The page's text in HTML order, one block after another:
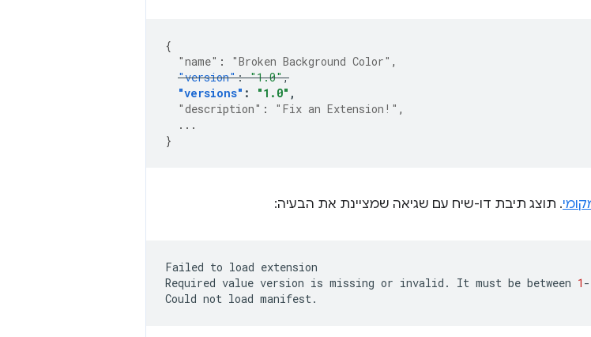
{
"name" : "Broken Background Color" ,
"version": "1.0",
"versions" : "1.0" ,
"description" : "Fix an Extension!" ,
...
}
. תוצג תיבת דו-שיח עם שגיאה שמציינת את הבעיה:
Failed to load extension
Required value version is missing or invalid. It must be between 1
Could not load